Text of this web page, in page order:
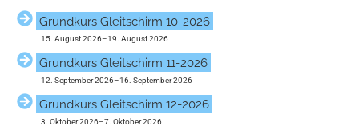
Grundkurs Gleitschirm 10-2026
15. August 2026–19. August 2026
Grundkurs Gleitschirm 11-2026
12. September 2026–16. September 2026
Grundkurs Gleitschirm 12-2026
3. Oktober 2026–7. Oktober 2026